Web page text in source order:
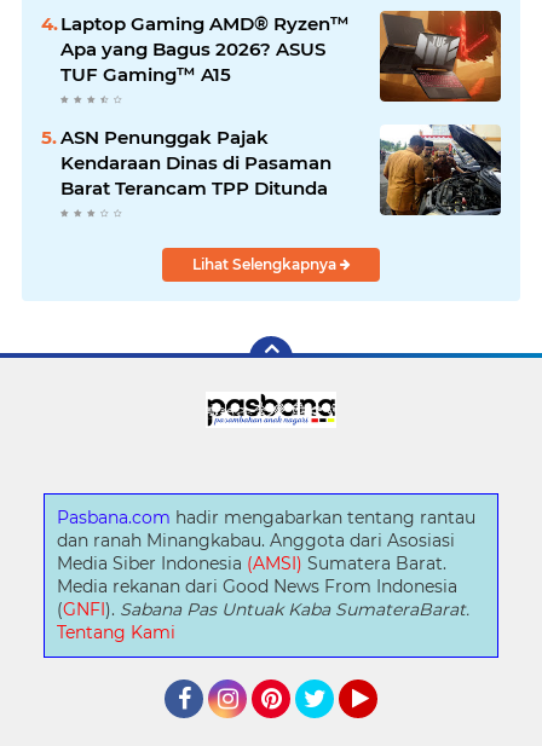
Laptop Gaming AMD® Ryzen™
Apa yang Bagus 2026? ASUS
TUF Gaming™ A15
ASN Penunggak Pajak
Kendaraan Dinas di Pasaman
Barat Terancam TPP Ditunda
Lihat Selengkapnya
Pasbana.com hadir mengabarkan tentang rantau
dan ranah Minangkabau. Anggota dari Asosiasi
Media Siber Indonesia (AMSI) Sumatera Barat.
Media rekanan dari Good News From Indonesia
(GNFI ). Sabana Pas Untuak Kaba SumateraBarat.
Tentang Kami